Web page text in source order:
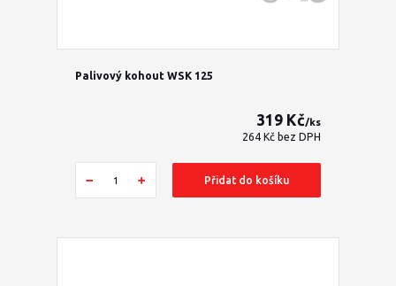
Palivový kohout WSK 125
319 Kč/ks
264 Kč bez DPH
Přidat do košíku